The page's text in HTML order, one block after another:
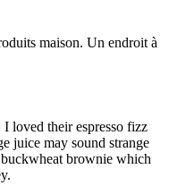
maison. Un endroit à
loved their espresso fizz
juice may sound strange
buckwheat brownie which